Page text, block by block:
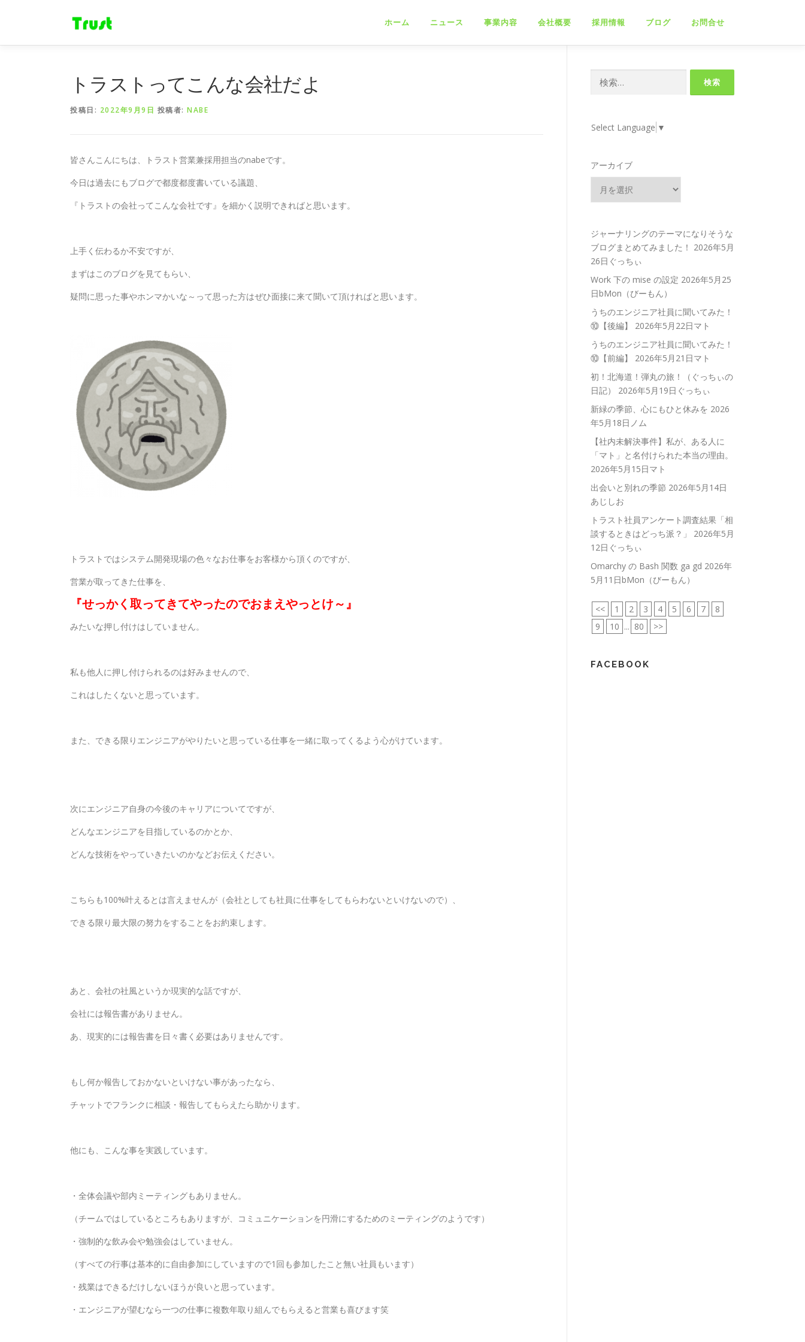
ン
ホーム ニュース 事業内容 会社概要 採用情報 ブログ お問合せ
トラストってこんな会社だよ
投稿日: 2022年9月9日 投稿者: NABE
皆さんこんにちは、トラスト営業兼採用担当のnabeです。
今日は過去にもブログで都度都度書いている議題、
『トラストの会社ってこんな会社です』を細かく説明できればと思います。
上手く伝わるか不安ですが、
まずはこのブログを見てもらい、
疑問に思った事やホンマかいな～って思った方はぜひ面接に来て聞いて頂ければと思います。
トラストではシステム開発現場の色々なお仕事をお客様から頂くのですが、
営業が取ってきた仕事を、
『せっかく取ってきてやったのでおまえやっとけ～』
みたいな押し付けはしていません。
私も他人に押し付けられるのは好みませんので、
これはしたくないと思っています。
また、できる限りエンジニアがやりたいと思っている仕事を一緒に取ってくるよう心がけています。
次にエンジニア自身の今後のキャリアについてですが、
どんなエンジニアを目指しているのかとか、
どんな技術をやっていきたいのかなどお伝えください。
こちらも100%叶えるとは言えませんが（会社としても社員に仕事をしてもらわないといけないので）、
できる限り最大限の努力をすることをお約束します。
あと、会社の社風というか現実的な話ですが、
会社には報告書がありません。
あ、現実的には報告書を日々書く必要はありませんです。
もし何か報告しておかないといけない事があったなら、
チャットでフランクに相談・報告してもらえたら助かります。
他にも、こんな事を実践しています。
・全体会議や部内ミーティングもありません。
（チームではしているところもありますが、コミュニケーションを円滑にするためのミーティングのようです）
・強制的な飲み会や勉強会はしていません。
（すべての行事は基本的に自由参加にしていますので1回も参加したこと無い社員もいます）
・残業はできるだけしないほうが良いと思っています。
・エンジニアが望むなら一つの仕事に複数年取り組んでもらえると営業も喜びます笑
Select Language ▼
アーカイブ
ジャーナリングのテーマになりそうな
ブログまとめてみました！ 2026年5月
26日ぐっちぃ
Work 下の mise の設定 2026年5月25
日bMon（びーもん）
うちのエンジニア社員に聞いてみた！
⑩【後編】
2026年5月22日マト
うちのエンジニア社員に聞いてみた！
⑩【前編】
2026年5月21日マト
初！北海道！弾丸の旅！（ぐっちぃの
日記）
2026年5月19日ぐっちぃ
新緑の季節、心にもひと休みを 2026
年5月18日ノム
【社内未解決事件】私が、ある人に
「マト」と名付けられた本当の理由。
2026年5月15日マト
出会いと別れの季節 2026年5月14日
あじしお
トラスト社員アンケート調査結果「相
談するときはどっち派？」
2026年5月
12日ぐっちぃ
Omarchy の Bash 関数 ga gd 2026年
5月11日bMon（びーもん）
<< 1 2 3 4 5 6 7
8
9
10 ... 80 >>
FACEBOOK